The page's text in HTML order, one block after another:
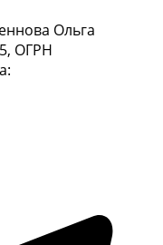
Ольга
ОГРН